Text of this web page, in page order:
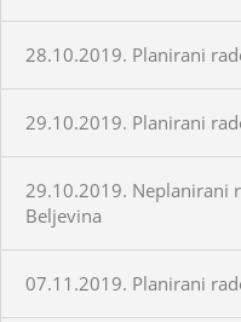
28.10.2019. Planirani
29.10.2019. Planirani
29.10.2019. Neplanirani
Beljevina
07.11.2019. Planirani